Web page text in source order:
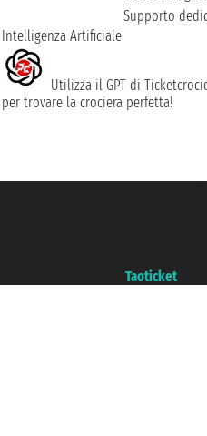
Supporto
Intelligenza Artificiale
Utilizza il GPT di
per trovare la crociera perfetta!
Taoticket